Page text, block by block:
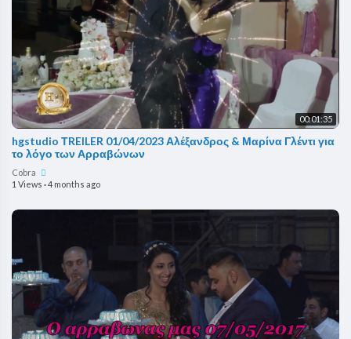
00:01:35
hgstudio ΤREILER 01/04/2023 Αλέξανδρος & Μαρίνα Γλέντι για
το λόγο των Αρραβώνων
Cobra
1 Views ·4 months ago